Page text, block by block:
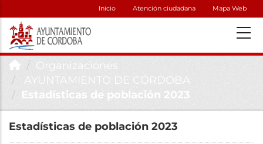
Inicio Atención ciudadana Mapa Web
Organizaciones
AYUNTAMIENTO DE CÓRDOBA
Estadísticas de población 2023
Estadísticas de población 2023